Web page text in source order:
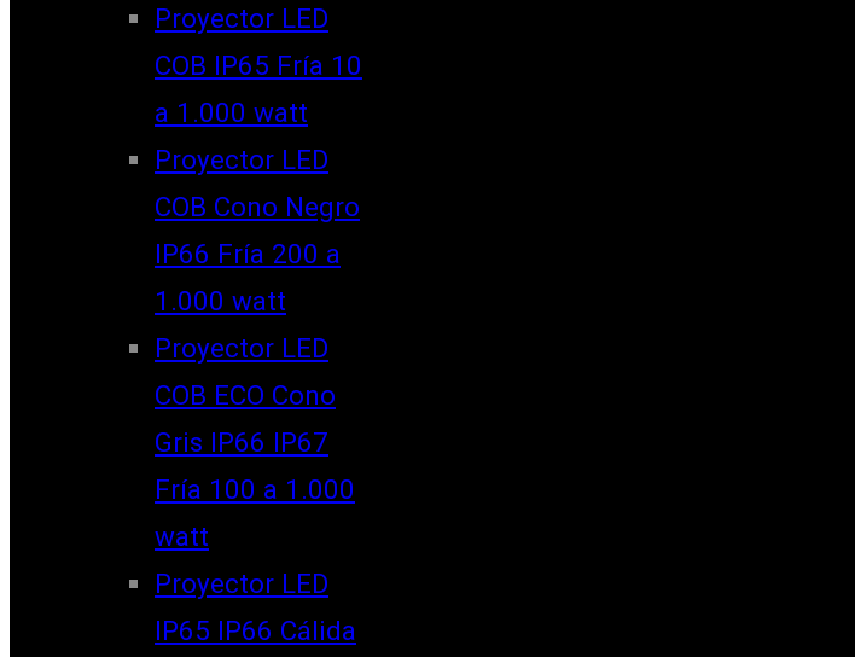
Proyector LED
COB IP65 Fría 10
a 1.000 watt
Proyector LED
COB Cono Negro
IP66 Fría 200 a
1.000 watt
Proyector LED
COB ECO Cono
Gris IP66 IP67
Fría 100 a 1.000
watt
Proyector LED
IP65 IP66 Cálida